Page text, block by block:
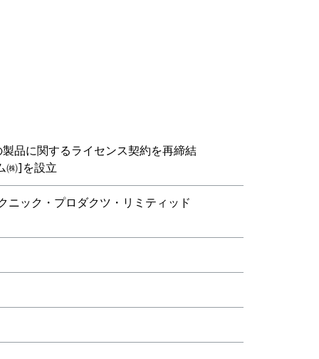
品に関するライセンス契約を再締結
㈱]を設立
ニック・プロダクツ・リミティッド